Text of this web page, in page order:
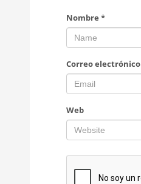
Nombre *
Correo electrónico
Web